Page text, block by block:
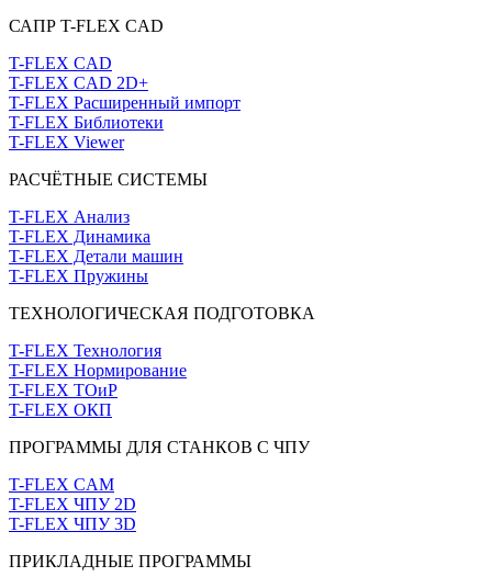
САПР T-FLEX CAD
T-FLEX CAD
T-FLEX CAD 2D+
T-FLEX Расширенный импорт
T-FLEX Библиотеки
T-FLEX Viewer
РАСЧЁТНЫЕ СИСТЕМЫ
T-FLEX Анализ
T-FLEX Динамика
T-FLEX Детали машин
T-FLEX Пружины
ТЕХНОЛОГИЧЕСКАЯ ПОДГОТОВКА
T-FLEX Технология
T-FLEX Нормирование
T-FLEX ТОиР
T-FLEX ОКП
ПРОГРАММЫ ДЛЯ СТАНКОВ С ЧПУ
T-FLEX CAM
T-FLEX ЧПУ 2D
T-FLEX ЧПУ 3D
ПРИКЛАДНЫЕ ПРОГРАММЫ